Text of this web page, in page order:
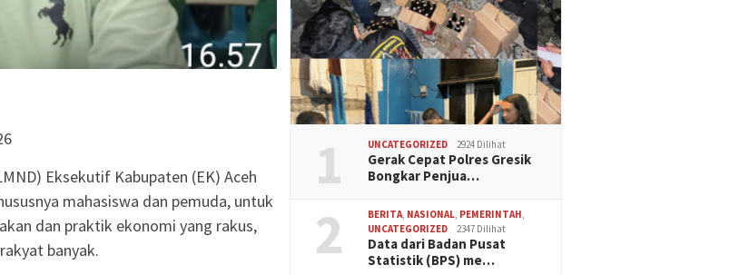
Eksekutif Kabupaten (EK) Aceh
mahasiswa dan pemuda, untuk
dan praktik ekonomi yang rakus,
banyak.
1 UNCATEGORIZED 2924 Dilihat
Gerak Cepat Polres Gresik
Bongkar Penjua…
2 BERITA NASIONAL PEMERINTAH
UNCATEGORIZED
2347 Dilihat
Data dari Badan Pusat
Statistik (BPS) me…